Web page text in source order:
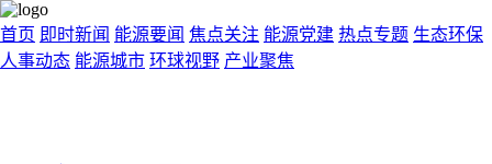
首页 即时新闻 能源要闻 焦点关注 能源党建 热点专题 生态环保
人事动态 能源城市 环球视野 产业聚焦